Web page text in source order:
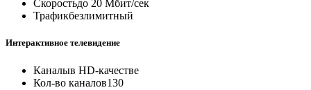
Скоростьдо 20 Мбит/сек
Трафикбезлимитный
Интерактивное телевидение
Каналыв HD-качестве
Кол-во каналов130